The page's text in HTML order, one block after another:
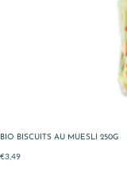
BIO BISCUITS AU MUESLI 250G
€3,49